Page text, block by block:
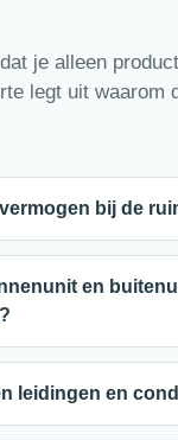
je alleen
legt uit waarom
bij de
en
leidingen en